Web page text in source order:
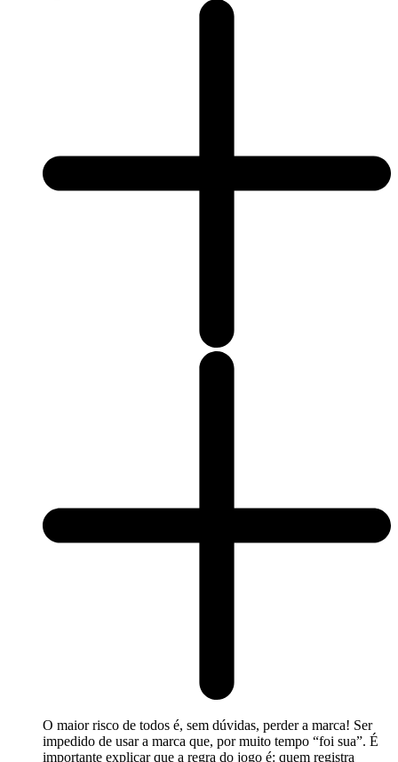
O maior risco de todos é, sem dúvidas, perder a marca! Ser
impedido de usar a marca que, por muito tempo “foi sua”. É
importante explicar que a regra do jogo é: quem registra